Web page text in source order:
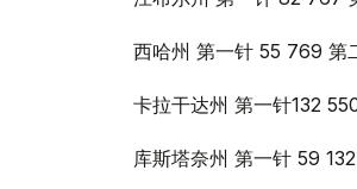
西哈州 第一针 55 769 第
卡拉干达州 第一针132
库斯塔奈州 第一针 59